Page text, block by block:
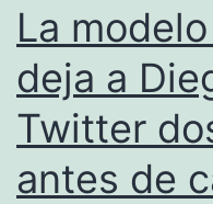
La
deja a
Twitter
antes de